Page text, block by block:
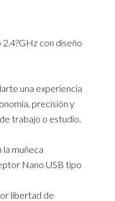
con diseño
una experiencia
precisión y
trabajo o estudio.
muñeca
Nano USB tipo
libertad de